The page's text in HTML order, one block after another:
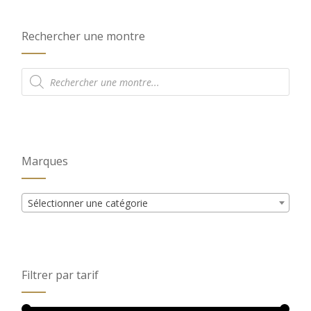
Rechercher une montre
Recherche
de
produits
Marques
Sélectionner une catégorie
Filtrer par tarif